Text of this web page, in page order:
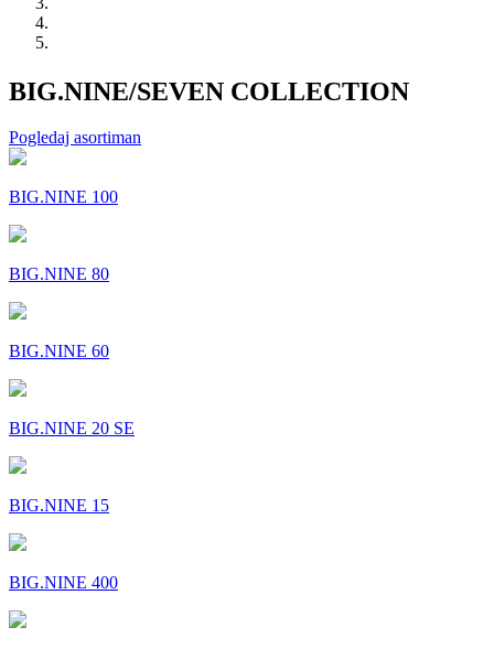
BIG.NINE/SEVEN COLLECTION
Pogledaj asortiman
BIG.NINE 100
BIG.NINE 80
BIG.NINE 60
BIG.NINE 20 SE
BIG.NINE 15
BIG.NINE 400